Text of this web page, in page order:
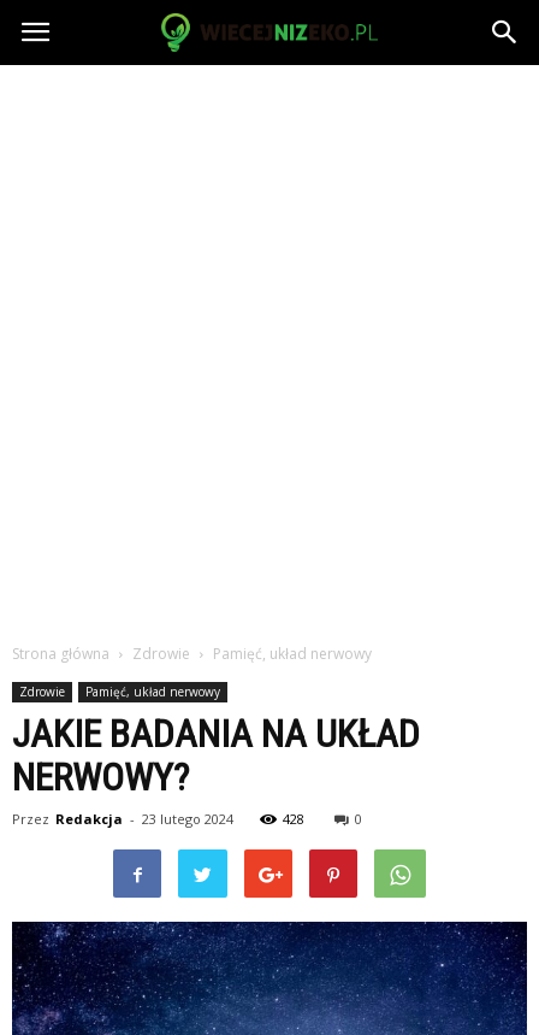
WiecejNizEko.pl
Strona główna Zdrowie Pamięć, układ nerwowy
Zdrowie Pamięć, układ nerwowy
JAKIE BADANIA NA UKŁAD
NERWOWY?
Przez Redakcja - 23 lutego 2024 428 0